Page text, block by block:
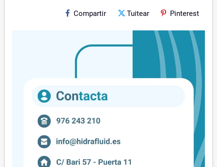
Compartir Tuitear Pinterest